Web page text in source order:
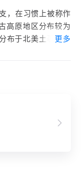
，在习惯上被称作
高原地区分布较为
布于北美土著中。
更多